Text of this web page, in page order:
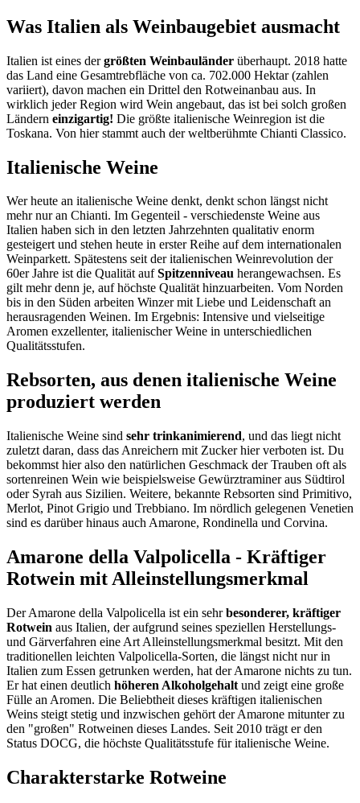
Was Italien als Weinbaugebiet ausmacht
Italien ist eines dergrößten Weinbauländer überhaupt. 2018 hatte
das Land eine Gesamtrebfläche von ca. 702.000 Hektar (zahlen
variiert), davon machen ein Drittel den Rotweinanbau aus. In
wirklich jeder Region wird Wein angebaut, das ist bei solch großen
Ländern einzigartig! Die größte italienische Weinregion ist die
Toskana. Von hier stammt auch der weltberühmte Chianti Classico.
Italienische Weine
Wer heute an italienische Weine denkt, denkt schon längst nicht
mehr nur an Chianti. Im Gegenteil - verschiedenste Weine aus
Italien haben sich in den letzten Jahrzehnten qualitativ enorm
gesteigert und stehen heute in erster Reihe auf dem internationalen
Weinparkett. Spätestens seit der italienischen Weinrevolution der
60er Jahre ist die Qualität aufSpitzenniveau herangewachsen. Es
gilt mehr denn je, auf höchste Qualität hinzuarbeiten. Vom Norden
bis in den Süden arbeiten Winzer mit Liebe und Leidenschaft an
herausragenden Weinen. Im Ergebnis: Intensive und vielseitige
Aromen exzellenter, italienischer Weine in unterschiedlichen
Qualitätsstufen.
Rebsorten, aus denen italienische Weine
produziert werden
Italienische Weine sind sehr trinkanimierend, und das liegt nicht
zuletzt daran, dass das Anreichern mit Zucker hier verboten ist. Du
bekommst hier also den natürlichen Geschmack der Trauben oft als
sortenreinen Wein wie beispielsweise Gewürztraminer aus Südtirol
oder Syrah aus Sizilien. Weitere, bekannte Rebsorten sind Primitivo,
Merlot, Pinot Grigio und Trebbiano. Im nördlich gelegenen Venetien
sind es darüber hinaus auch Amarone, Rondinella und Corvina.
Amarone della Valpolicella - Kräftiger
Rotwein mit Alleinstellungsmerkmal
Der Amarone della Valpolicella ist ein sehrbesonderer, kräftiger
Rotwein aus Italien, der aufgrund seines speziellen Herstellungs-
und Gärverfahren eine Art Alleinstellungsmerkmal besitzt. Mit den
traditionellen leichten Valpolicella-Sorten, die längst nicht nur in
Italien zum Essen getrunken werden, hat der Amarone nichts zu tun.
Er hat einen deutlich höheren Alkoholgehalt und zeigt eine große
Fülle an Aromen. Die Beliebtheit dieses kräftigen italienischen
Weins steigt stetig und inzwischen gehört der Amarone mitunter zu
den "großen" Rotweinen dieses Landes. Seit 2010 trägt er den
Status DOCG, die höchste Qualitätsstufe für italienische Weine.
Charakterstarke Rotweine